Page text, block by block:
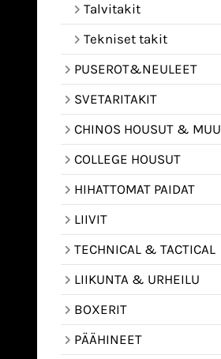
Talvitakit
Tekniset takit
PUSEROT&NEULEET
SVETARITAKIT
CHINOS HOUSUT & MUUT HOUSUT
COLLEGE HOUSUT
HIHATTOMAT PAIDAT
LIIVIT
TECHNICAL & TACTICAL
LIIKUNTA & URHEILU
BOXERIT
PÄÄHINEET